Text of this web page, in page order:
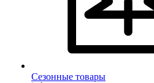
Сезонные товары